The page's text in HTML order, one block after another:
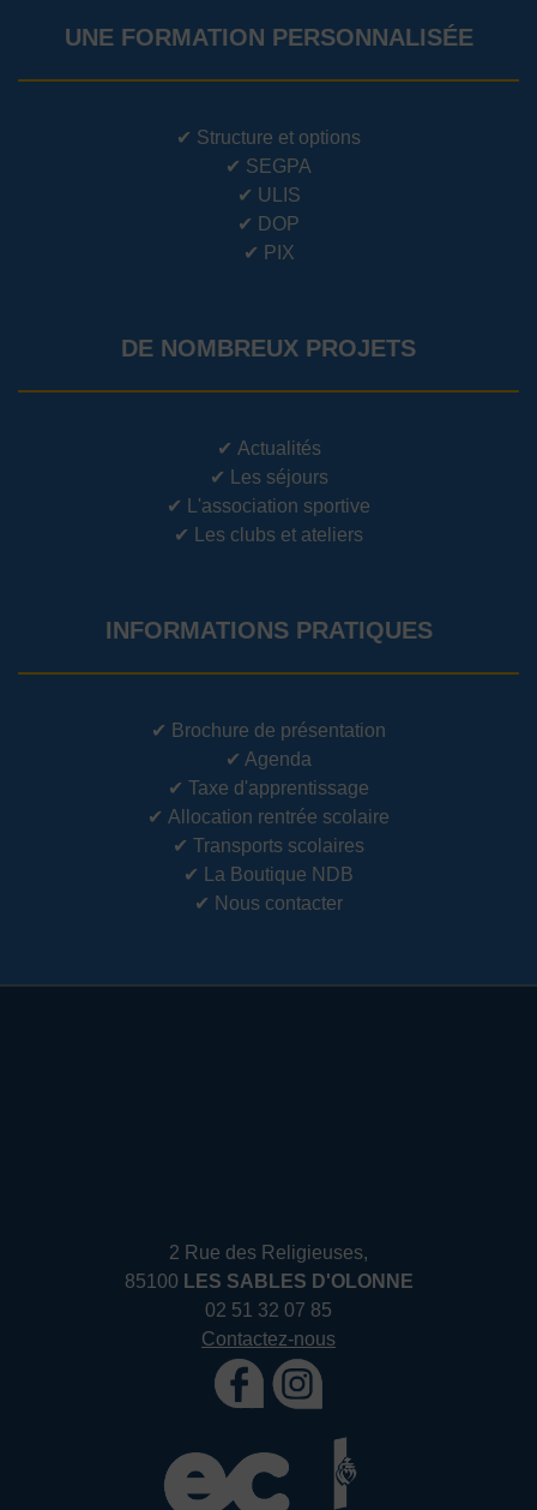
UNE FORMATION PERSONNALISÉE
✔ Structure et options
✔ SEGPA
✔ ULIS
✔ DOP
✔ PIX
DE NOMBREUX PROJETS
✔ Actualités
✔
Les séjours
✔
L'association sportive
✔
Les clubs et ateliers
INFORMATIONS PRATIQUES
✔ Brochure de présentation
✔ Agenda
✔ Taxe d'apprentissage
✔ Allocation rentrée scolaire
✔ Transports scolaires
✔
La Boutique NDB
✔ Nous contacter
2 Rue des Religieuses,
85100 LES SABLES D'OLONNE
02 51 32 07 85
Contactez-nous